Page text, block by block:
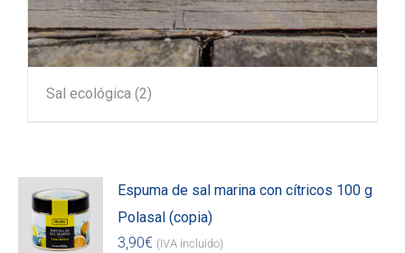
Sal ecológica (2)
Espuma de sal marina con cítricos 100 g
Polasal (copia)
3,90€ (IVA incluido)